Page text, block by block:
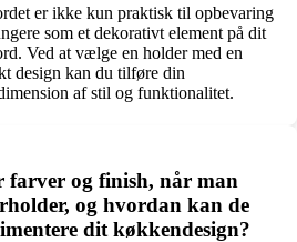
er ikke kun praktisk til opbevaring
som et dekorativt element på dit
Ved at vælge en holder med en
design kan du tilføre din
af stil og funktionalitet.
farver og finish, når man
og hvordan kan de
dit køkkendesign?